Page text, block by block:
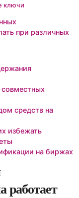
ключи
при различных
совместных
средств на
избежать
на биржах
работает